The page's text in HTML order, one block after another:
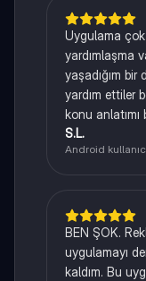
Uygulama
yardımlaşma
yaşadığım
yardım ettiler
konu
S.L.
Android
BEN ŞOK.
uygulamayı
kaldım. Bu